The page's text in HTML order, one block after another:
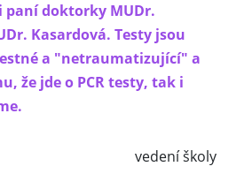
doktorky MUDr.
Kasardová. Testy jsou
a "netraumatizující" a
že jde o PCR testy, tak i
vedení školy